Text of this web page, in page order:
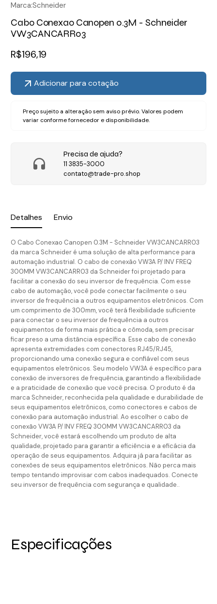
Detalhes Envio
O Cabo Conexao Canopen 0.3M - Schneider VW3CANCARR03
da marca Schneider é uma solução de alta performance para
automação industrial. O cabo de conexão VW3A P/ INV FREQ
300MM VW3CANCARR03 da Schneider foi projetado para
facilitar a conexão do seu inversor de frequência. Com esse
cabo de automação, você pode conectar facilmente o seu
inversor de frequência a outros equipamentos eletrônicos. Com
um comprimento de 300mm, você terá flexibilidade suficiente
para conectar o seu inversor de frequência a outros
equipamentos de forma mais prática e cômoda, sem precisar
ficar preso a uma distância específica. Esse cabo de conexão
apresenta extremidades com conectores RJ45/RJ45,
proporcionando uma conexão segura e confiável com seus
equipamentos eletrônicos. Seu modelo VW3A é específico para
conexão de inversores de frequência, garantindo a flexibilidade
e a praticidade de conexão que você precisa. O produto é da
marca Schneider, reconhecida pela qualidade e durabilidade de
seus equipamentos eletrônicos, como conectores e cabos de
conexão para automação industrial. Ao escolher o cabo de
conexão VW3A P/ INV FREQ 300MM VW3CANCARR03 da
Schneider, você estará escolhendo um produto de alta
qualidade, projetado para garantir a eficiência e a eficácia da
operação de seus equipamentos. Adquira já para facilitar as
conexões de seus equipamentos eletrônicos. Não perca mais
tempo tentando improvisar com cabos inadequados. Conecte
seu inversor de frequência com segurança e qualidade..
Marca:Schneider
Cabo Conexao Canopen 0.3M - Schneider
VW3CANCARR03
R$196,19
Adicionar para cotação
Preço sujeito a alteração sem aviso prévio. Valores podem
variar conforme fornecedor e disponibilidade.
Precisa de ajuda?
11 3835-3000
contato@trade-pro.shop
Especificações